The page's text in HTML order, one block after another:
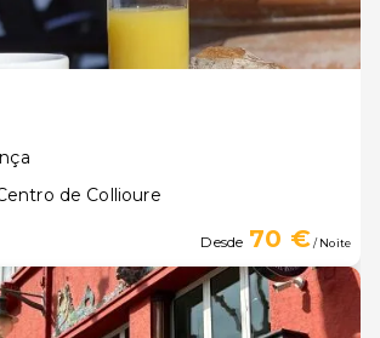
de Collioure
Desde 70 €/ Noite